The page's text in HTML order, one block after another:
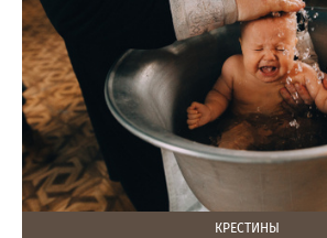
КРЕСТИНЫ